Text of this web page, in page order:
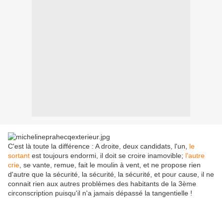
C'est là toute la différence : A droite, deux candidats, l'un, le
sortant est toujours endormi, il doit se croire inamovible; l'autre
crie , se vante, remue, fait le moulin à vent, et ne propose rien
d'autre que la sécurité, la sécurité, la sécurité, et pour cause, il ne
connait rien aux autres problèmes des habitants de la 3ème
circonscription puisqu'il n'a jamais dépassé la tangentielle !